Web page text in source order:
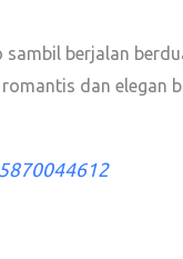
sambil berjalan
dan elegan